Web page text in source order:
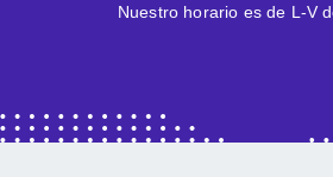
Nuestro horario es de L-V